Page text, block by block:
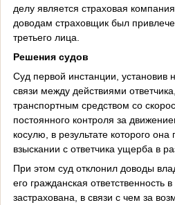
делу является страховая
доводам страховщик был
третьего лица.
Решения судов
Суд первой инстанции, установив
связи между действиями
транспортным средством со
постоянного контроля за
косулю, в результате которого
взыскании с ответчика ущерба в
При этом суд отклонил доводы
его гражданская
застрахована, в связи с чем за